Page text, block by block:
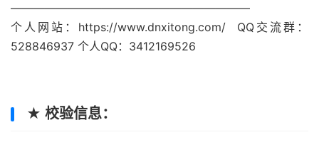
—————————————————————
个人网站：https://www.dnxitong.com/ QQ交流群：
528846937 个人QQ：3412169526
★ 校验信息：